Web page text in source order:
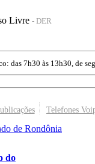
Livre - DER
das 7h30 às 13h30, de
Telefones
do